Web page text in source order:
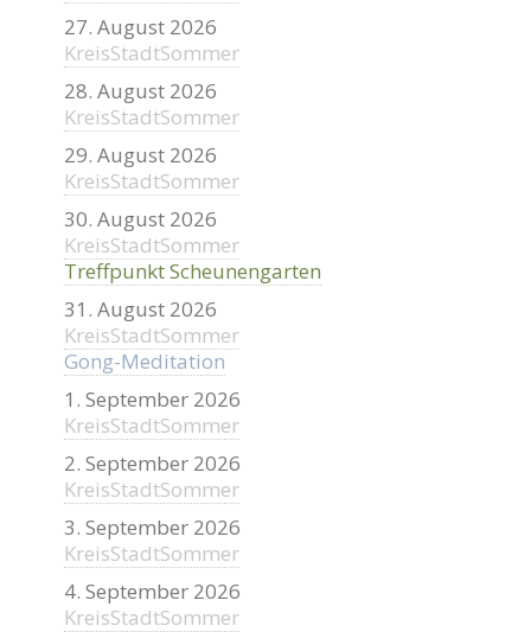
27. August 2026
KreisStadtSommer
28. August 2026
KreisStadtSommer
29. August 2026
KreisStadtSommer
30. August 2026
KreisStadtSommer
Treffpunkt Scheunengarten
31. August 2026
KreisStadtSommer
Gong-Meditation
1. September 2026
KreisStadtSommer
2. September 2026
KreisStadtSommer
3. September 2026
KreisStadtSommer
4. September 2026
KreisStadtSommer